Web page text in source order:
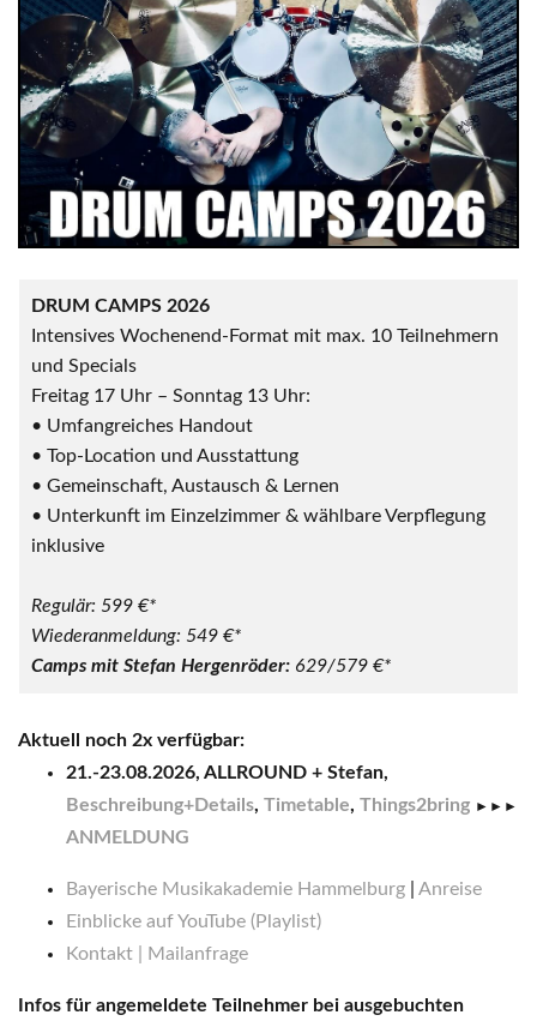
DRUM CAMPS 2026
Intensives Wochenend-Format mit max. 10 Teilnehmern
und Specials
Freitag 17 Uhr – Sonntag 13 Uhr:
• Umfangreiches Handout
• Top-Location und Ausstattung
• Gemeinschaft, Austausch & Lernen
• Unterkunft im Einzelzimmer & wählbare Verpflegung
inklusive
Regulär: 599 €*
Wiederanmeldung: 549 €*
Camps mit Stefan Hergenröder: 629/579 €*
Aktuell noch 2x verfügbar:
21.-23.08.2026, ALLROUND + Stefan,
Beschreibung+Details, Timetable, Things2bring ►►►
ANMELDUNG
Bayerische Musikakademie Hammelburg
Anreise
Einblicke auf YouTube (Playlist)
Kontakt | Mailanfrage
Infos für angemeldete Teilnehmer bei ausgebuchten